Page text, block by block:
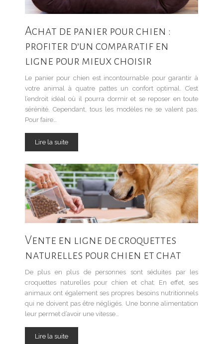
Achat de panier pour chien :
profiter d’un comparatif en
ligne pour mieux choisir
Le panier pour chien est incontournable pour garantir à
votre animal à quatre pattes un confort optimal. C’est
l’endroit idéal où il pourra dormir et se reposer en toute
sérénité. Cependant, tous les modèles ne se valent pas.
Pour faire…
Lire la suite
Vente en ligne de croquettes
naturelles pour chien et chat
De plus en plus de personnes sont séduites par les
croquettes naturelles pour chien et chat. En effet, ses
animaux ont également ses propres besoins nutritionnels
qui ne doivent pas être négligés. Une bonne alimentation
leur permet d’avoir une vitesse…
Lire la suite